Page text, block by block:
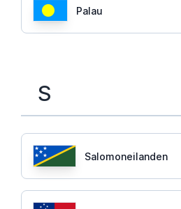
Palau
S
Salomoneilanden